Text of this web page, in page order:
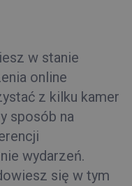
w stanie
online
z kilku kamer
sposób na
wydarzeń.
się w tym